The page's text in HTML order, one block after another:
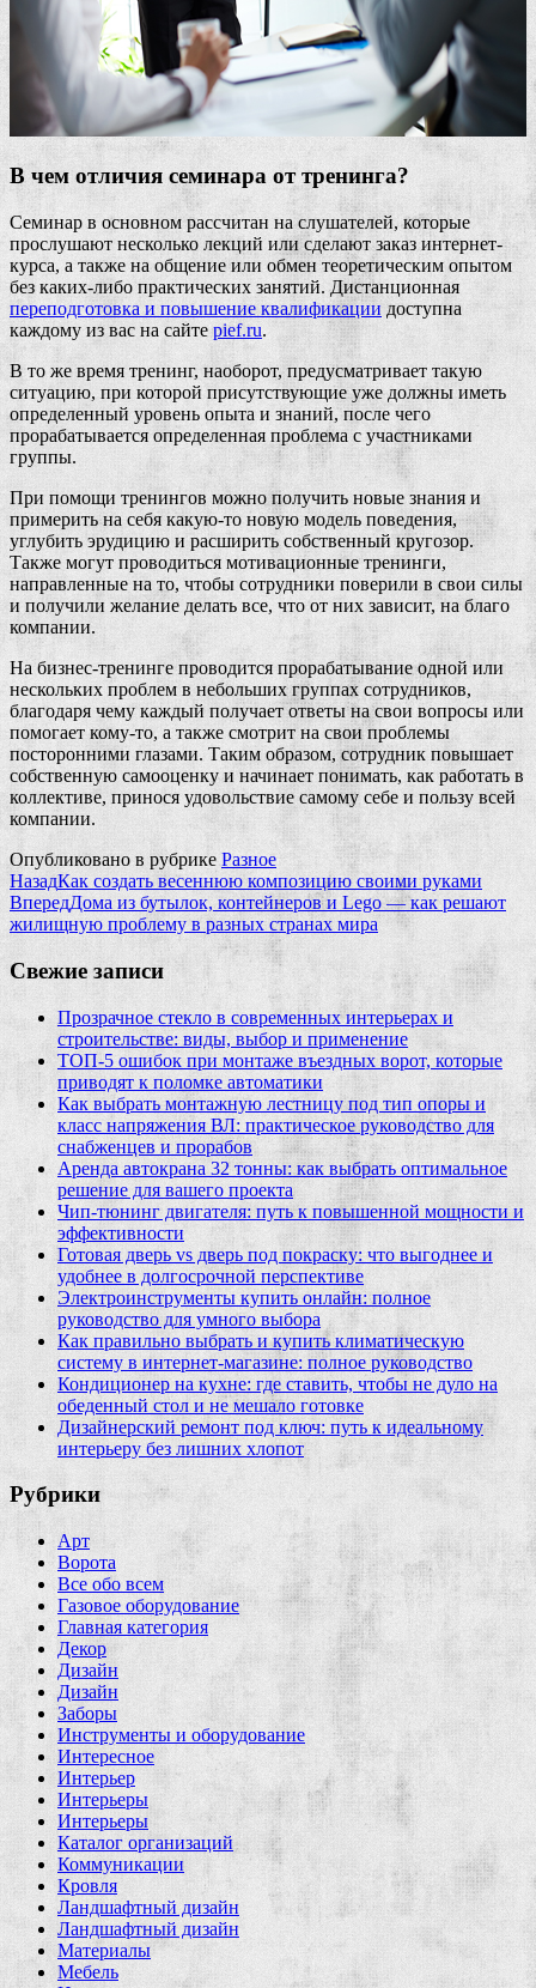
В чем отличия семинара от тренинга?
Семинар в основном рассчитан на слушателей, которые
прослушают несколько лекций или сделают заказ интернет-
курса, а также на общение или обмен теоретическим опытом
без каких-либо практических занятий. Дистанционная
переподготовка и повышение квалификации доступна
каждому из вас на сайтеpief.ru.
В то же время тренинг, наоборот, предусматривает такую
ситуацию, при которой присутствующие уже должны иметь
определенный уровень опыта и знаний, после чего
прорабатывается определенная проблема с участниками
группы.
При помощи тренингов можно получить новые знания и
примерить на себя какую-то новую модель поведения,
углубить эрудицию и расширить собственный кругозор.
Также могут проводиться мотивационные тренинги,
направленные на то, чтобы сотрудники поверили в свои силы
и получили желание делать все, что от них зависит, на благо
компании.
На бизнес-тренинге проводится прорабатывание одной или
нескольких проблем в небольших группах сотрудников,
благодаря чему каждый получает ответы на свои вопросы или
помогает кому-то, а также смотрит на свои проблемы
посторонними глазами. Таким образом, сотрудник повышает
собственную самооценку и начинает понимать, как работать в
коллективе, принося удовольствие самому себе и пользу всей
компании.
Опубликовано в рубрике Разное
НазадКак создать весеннюю композицию своими руками
ВпередДома из бутылок, контейнеров и Lego — как решают
жилищную проблему в разных странах мира
Свежие записи
Прозрачное стекло в современных интерьерах и
строительстве: виды, выбор и применение
ТОП-5 ошибок при монтаже въездных ворот, которые
приводят к поломке автоматики
Как выбрать монтажную лестницу под тип опоры и
класс напряжения ВЛ: практическое руководство для
снабженцев и прорабов
Аренда автокрана 32 тонны: как выбрать оптимальное
решение для вашего проекта
Чип‑тюнинг двигателя: путь к повышенной мощности и
эффективности
Готовая дверь vs дверь под покраску: что выгоднее и
удобнее в долгосрочной перспективе
Электроинструменты купить онлайн: полное
руководство для умного выбора
Как правильно выбрать и купить климатическую
систему в интернет‑магазине: полное руководство
Кондиционер на кухне: где ставить, чтобы не дуло на
обеденный стол и не мешало готовке
Дизайнерский ремонт под ключ: путь к идеальному
интерьеру без лишних хлопот
Рубрики
Арт
Ворота
Все обо всем
Газовое оборудование
Главная категория
Декор
Дизайн
Дизайн
Заборы
Инструменты и оборудование
Интересное
Интерьер
Интерьеры
Интерьеры
Каталог организаций
Коммуникации
Кровля
Ландшафтный дизайн
Ландшафтный дизайн
Материалы
Мебель